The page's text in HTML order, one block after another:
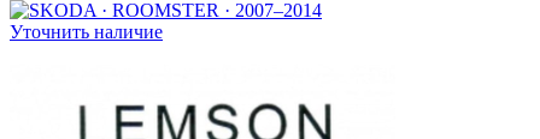
Уточнить наличие